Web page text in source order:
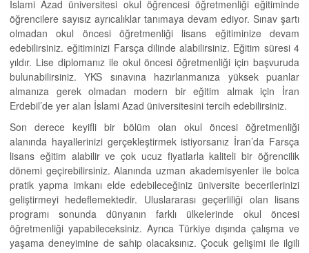
İslami Azad üniversitesi okul öğrencesi öğretmenliği eğitiminde
öğrencilere sayısız ayrıcalıklar tanımaya devam ediyor. Sınav şartı
olmadan okul öncesi öğretmenliği lisans eğitiminize devam
edebilirsiniz. eğitiminizi Farsça dilinde alabilirsiniz. Eğitim süresi 4
yıldır. Lise diplomanız ile okul öncesi öğretmenliği için başvuruda
bulunabilirsiniz. YKS sınavına hazırlanmanıza yüksek puanlar
almanıza gerek olmadan modern bir eğitim almak için İran
Erdebil’de yer alan İslami Azad üniversitesini tercih edebilirsiniz.
Son derece keyifli bir bölüm olan okul öncesi öğretmenliği
alanında hayallerinizi gerçekleştirmek istiyorsanız İran’da Farsça
lisans eğitim alabilir ve çok ucuz fiyatlarla kaliteli bir öğrencilik
dönemi geçirebilirsiniz. Alanında uzman akademisyenler ile bolca
pratik yapma imkanı elde edebileceğiniz üniversite becerilerinizi
geliştirmeyi hedeflemektedir. Uluslararası geçerliliği olan lisans
programı sonunda dünyanın farklı ülkelerinde okul öncesi
öğretmenliği yapabileceksiniz. Ayrıca Türkiye dışında çalışma ve
yaşama deneyimine de sahip olacaksınız. Çocuk gelişimi ile ilgili